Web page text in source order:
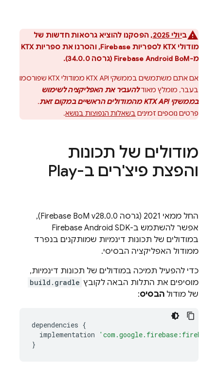
ביולי 2025
, הפסקנו להוציא גרסאות חדשות של
מודולי KTX לספריות Firebase, והסרנו את ספריות KTX
מ-Firebase Android BoM (גרסה 34.0.0).
אם אתם משתמשים בממשקי KTX API ממודולי KTX שפורסמו
בעבר, מומלץ מאודלהעביר את האפליקציה לשימוש
בממשקי KTX API מהמודולים הראשיים במקום זאת
.
פרטים נוספים זמינים בשאלות הנפוצות בנושא.
מודולים של תכונות
והפצת פיצ'רים ב-Play
החל ממאי 2021 (גרסה Firebase BoM
v28.0.0),
אפשר להשתמש ב-Firebase Android SDK
במודולים של תכונות דינמיות שמותקנים בנפרד
ממודול האפליקציה הבסיסי.
כדי להפעיל תמיכה במודולים של תכונות דינמיות,
מוסיפים את התלות הבאה לקובץ build.gradle
של מודול הבסיס:
dependencies {
implementation
'com.google.firebase:firebase-
}